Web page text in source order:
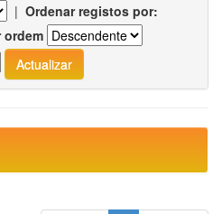
| Ordenar registos por:
ordem